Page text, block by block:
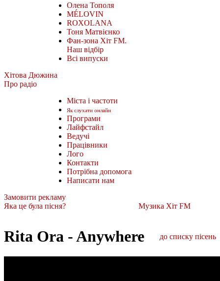
Олена Тополя
MÉLOVIN
ROXOLANA
Тоня Матвієнко
Фан-зона Хіт FM.
Наш відбір
Всі випуски
Хітова Дюжина
Про радіо
Міста і частоти
Як слухати онлайн
Програми
Лайфстайл
Ведучі
Працівники
Лого
Контакти
Потрібна допомога
Написати нам
Замовити рекламу
Яка це була пісня?
Музика Хіт FM
Rita Ora - Anywhere до списку пісень